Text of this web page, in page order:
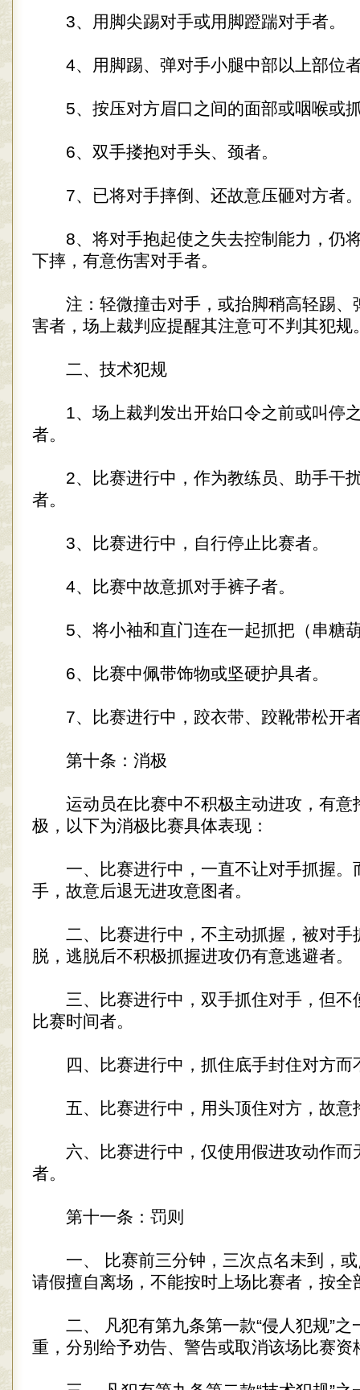
3、用脚尖踢对手或用脚蹬踹对手者。
4、用脚踢、弹对手小腿中部以上部位
5、按压对方眉口之间的面部或咽喉或
6、双手搂抱对手头、颈者。
7、已将对手摔倒、还故意压砸对方者
8、将对手抱起使之失去控制能力，仍
下摔，有意伤害对手者。
注：轻微撞击对手，或抬脚稍高轻踢、
害者，场上裁判应提醒其注意可不判其犯规
二、技术犯规
1、场上裁判发出开始口令之前或叫停
者。
2、比赛进行中，作为教练员、助手干
者。
3、比赛进行中，自行停止比赛者。
4、比赛中故意抓对手裤子者。
5、将小袖和直门连在一起抓把（串糖
6、比赛中佩带饰物或坚硬护具者。
7、比赛进行中，跤衣带、跤靴带松开
第十条：消极
运动员在比赛中不积极主动进攻，有意
极，以下为消极比赛具体表现：
一、比赛进行中，一直不让对手抓握。
手，故意后退无进攻意图者。
二、比赛进行中，不主动抓握，被对手
脱，逃脱后不积极抓握进攻仍有意逃避者。
三、比赛进行中，双手抓住对手，但不
比赛时间者。
四、比赛进行中，抓住底手封住对方而
五、比赛进行中，用头顶住对方，故意
六、比赛进行中，仅使用假进攻动作而
者。
第十一条：罚则
一、 比赛前三分钟，三次点名未到，或
请假擅自离场，不能按时上场比赛者，按全
二、 凡犯有第九条第一款“侵人犯规”之
重，分别给予劝告、警告或取消该场比赛资